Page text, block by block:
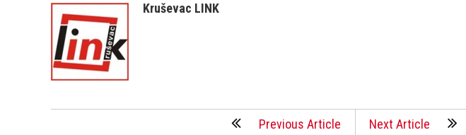
Kruševac LINK
Previous Article
Next Article